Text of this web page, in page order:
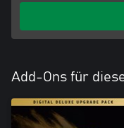
Add-Ons für